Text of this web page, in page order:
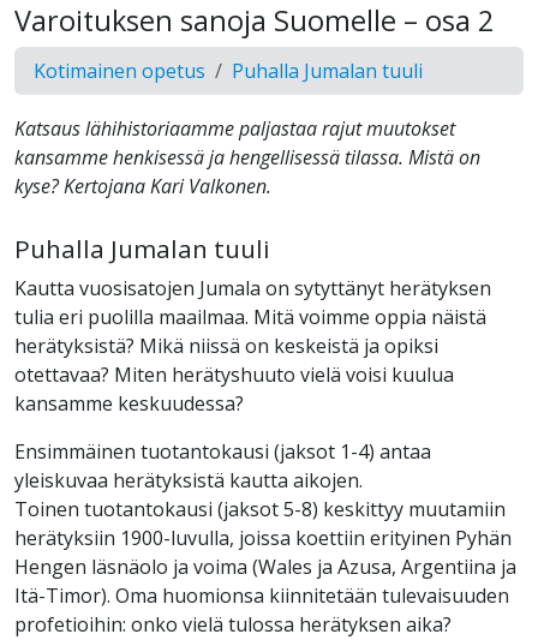
Varoituksen sanoja Suomelle – osa 2
Kotimainen opetus Puhalla Jumalan tuuli
Katsaus lähihistoriaamme paljastaa rajut muutokset
kansamme henkisessä ja hengellisessä tilassa. Mistä on
kyse? Kertojana Kari Valkonen.
Puhalla Jumalan tuuli
Kautta vuosisatojen Jumala on sytyttänyt herätyksen
tulia eri puolilla maailmaa. Mitä voimme oppia näistä
herätyksistä? Mikä niissä on keskeistä ja opiksi
otettavaa? Miten herätyshuuto vielä voisi kuulua
kansamme keskuudessa?
Ensimmäinen tuotantokausi (jaksot 1-4) antaa
yleiskuvaa herätyksistä kautta aikojen.
Toinen tuotantokausi (jaksot 5-8) keskittyy muutamiin
herätyksiin 1900-luvulla, joissa koettiin erityinen Pyhän
Hengen läsnäolo ja voima (Wales ja Azusa, Argentiina ja
Itä-Timor). Oma huomionsa kiinnitetään tulevaisuuden
profetioihin: onko vielä tulossa herätyksen aika?